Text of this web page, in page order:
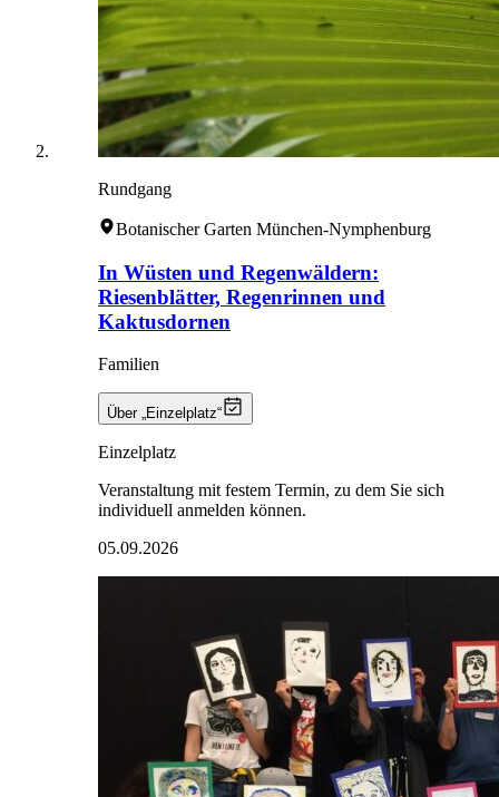
Rundgang
Botanischer Garten München-Nymphenburg
In Wüsten und Regenwäldern:
Riesenblätter, Regenrinnen und
Kaktusdornen
Familien
Über „Einzelplatz“
Einzelplatz
Veranstaltung mit festem Termin, zu dem Sie sich
individuell anmelden können.
05.09.2026